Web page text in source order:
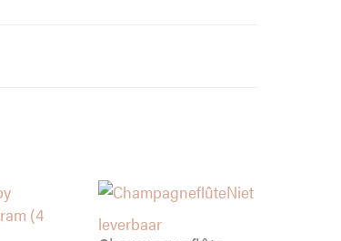
Niet
leverbaar